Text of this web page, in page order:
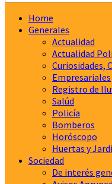
Home
Generales
Actualidad
Actualidad
Curiosidades,
Empresariales
Registro de
Salúd
Policía
Bomberos
Horóscopo
Huertas y
Sociedad
De interés